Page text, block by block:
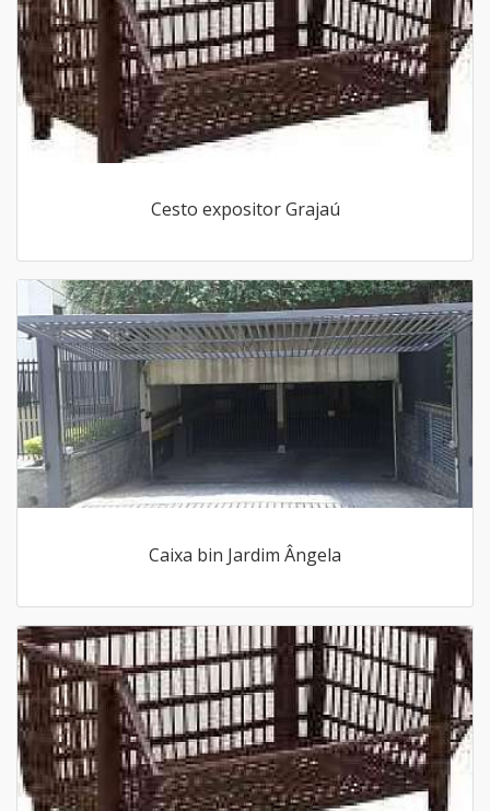
Cesto expositor Grajaú
Caixa bin Jardim Ângela